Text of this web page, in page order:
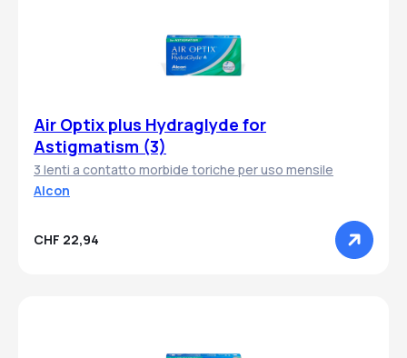
Air Optix plus Hydraglyde for
Astigmatism (3)
3 lenti a contatto morbide toriche per uso mensile
Alcon
CHF 22,94